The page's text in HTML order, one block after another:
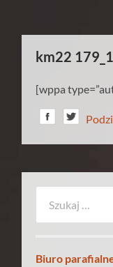
km22
[wppa
Biuro